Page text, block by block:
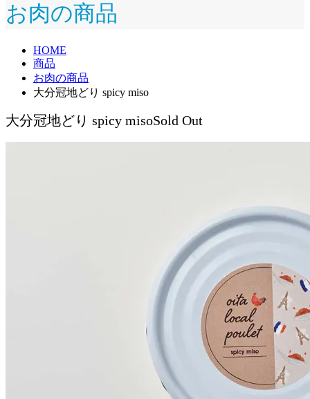
お肉の商品
HOME
商品
お肉の商品
大分冠地どり spicy miso
大分冠地どり spicy misoSold Out